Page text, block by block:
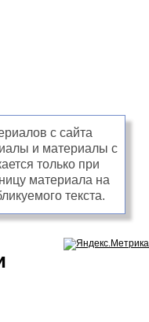
с сайта
и материалы с
только при
материала на
текста.